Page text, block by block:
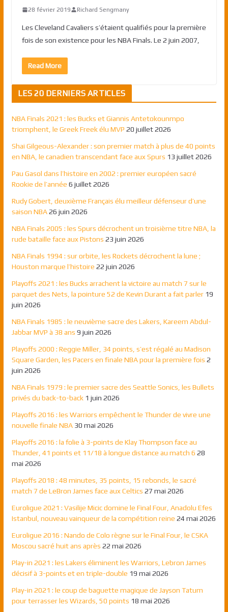
28 février 2019 Richard Sengmany
Les Cleveland Cavaliers s’étaient qualifiés pour la première
fois de son existence pour les NBA Finals. Le 2 juin 2007,
Read More
LES 20 DERNIERS ARTICLES
NBA Finals 2021 : les Bucks et Giannis Antetokounmpo
triomphent, le Greek Freek élu MVP 20 juillet 2026
Shai Gilgeous-Alexander : son premier match à plus de 40 points
en NBA, le canadien transcendant face aux Spurs 13 juillet 2026
Pau Gasol dans l’histoire en 2002 : premier européen sacré
Rookie de l’année 6 juillet 2026
Rudy Gobert, deuxième Français élu meilleur défenseur d’une
saison NBA 26 juin 2026
NBA Finals 2005 : les Spurs décrochent un troisième titre NBA, la
rude bataille face aux Pistons 23 juin 2026
NBA Finals 1994 : sur orbite, les Rockets décrochent la lune ;
Houston marque l’histoire 22 juin 2026
Playoffs 2021 : les Bucks arrachent la victoire au match 7 sur le
parquet des Nets, la pointure 52 de Kevin Durant a fait parler 19
juin 2026
NBA Finals 1985 : le neuvième sacre des Lakers, Kareem Abdul-
Jabbar MVP à 38 ans 9 juin 2026
Playoffs 2000 : Reggie Miller, 34 points, s’est régalé au Madison
Square Garden, les Pacers en finale NBA pour la première fois 2
juin 2026
NBA Finals 1979 : le premier sacre des Seattle Sonics, les Bullets
privés du back-to-back 1 juin 2026
Playoffs 2016 : les Warriors empêchent le Thunder de vivre une
nouvelle finale NBA 30 mai 2026
Playoffs 2016 : la folie à 3-points de Klay Thompson face au
Thunder, 41 points et 11/18 à longue distance au match 6 28
mai 2026
Playoffs 2018 : 48 minutes, 35 points, 15 rebonds, le sacré
match 7 de LeBron James face aux Celtics 27 mai 2026
Euroligue 2021 : Vasilije Micic domine le Final Four, Anadolu Efes
Istanbul, nouveau vainqueur de la compétition reine 24 mai 2026
Euroligue 2016 : Nando de Colo règne sur le Final Four, le CSKA
Moscou sacré huit ans après 22 mai 2026
Play-in 2021 : les Lakers éliminent les Warriors, Lebron James
décisif à 3-points et en triple-double 19 mai 2026
Play-in 2021 : le coup de baguette magique de Jayson Tatum
pour terrasser les Wizards, 50 points 18 mai 2026